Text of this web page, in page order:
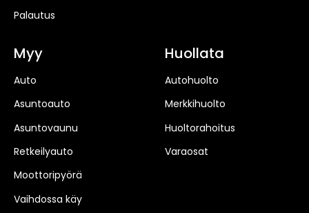
Palautus
Myy
Auto
Asuntoauto
Asuntovaunu
Retkeilyauto
Moottoripyörä
Vaihdossa käy
Huollata
Autohuolto
Merkkihuolto
Huoltorahoitus
Varaosat